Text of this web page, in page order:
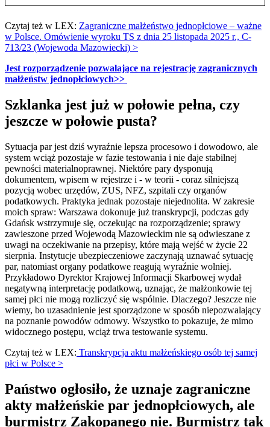
Czytaj też w LEX: Zagraniczne małżeństwo jednopłciowe – ważne
w Polsce. Omówienie wyroku TS z dnia 25 listopada 2025 r., C-
713/23 (Wojewoda Mazowiecki) >
Jest rozporządzenie pozwalające na rejestrację zagranicznych
małżeństw jednopłciowych>>
Szklanka jest już w połowie pełna, czy
jeszcze w połowie pusta?
Sytuacja par jest dziś wyraźnie lepsza procesowo i dowodowo, ale
system wciąż pozostaje w fazie testowania i nie daje stabilnej
pewności materialnoprawnej. Niektóre pary dysponują
dokumentem, wpisem w rejestrze i - w teorii - coraz silniejszą
pozycją wobec urzędów, ZUS, NFZ, szpitali czy organów
podatkowych. Praktyka jednak pozostaje niejednolita. W zakresie
moich spraw: Warszawa dokonuje już transkrypcji, podczas gdy
Gdańsk wstrzymuje się, oczekując na rozporządzenie; sprawy
zawieszone przed Wojewodą Mazowieckim nie są odwieszane z
uwagi na oczekiwanie na przepisy, które mają wejść w życie 22
sierpnia. Instytucje ubezpieczeniowe zaczynają uznawać sytuację
par, natomiast organy podatkowe reagują wyraźnie wolniej.
Przykładowo Dyrektor Krajowej Informacji Skarbowej wydał
negatywną interpretację podatkową, uznając, że małżonkowie tej
samej płci nie mogą rozliczyć się wspólnie. Dlaczego? Jeszcze nie
wiemy, bo uzasadnienie jest sporządzone w sposób niepozwalający
na poznanie powodów odmowy. Wszystko to pokazuje, że mimo
widocznego postępu, wciąż trwa testowanie systemu.
Czytaj też w LEX: Transkrypcja aktu małżeńskiego osób tej samej
płci w Polsce >
Państwo ogłosiło, że uznaje zagraniczne
akty małżeńskie par jednopłciowych, ale
burmistrz Zakopanego nie. Burmistrz tak